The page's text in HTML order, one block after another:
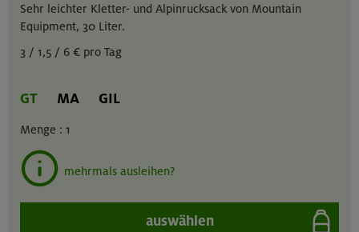
Sehr leichter Kletter- und Alpinrucksack von Mountain
Equipment, 30 Liter.
3 / 1,5 / 6 € pro Tag
GT MA GIL
Menge : 1
mehrmals ausleihen?
auswählen